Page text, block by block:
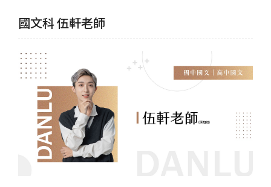
國文科 伍軒老師